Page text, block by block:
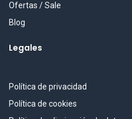
Ofertas / Sale
Blog
Legales
Política de privacidad
Política de cookies